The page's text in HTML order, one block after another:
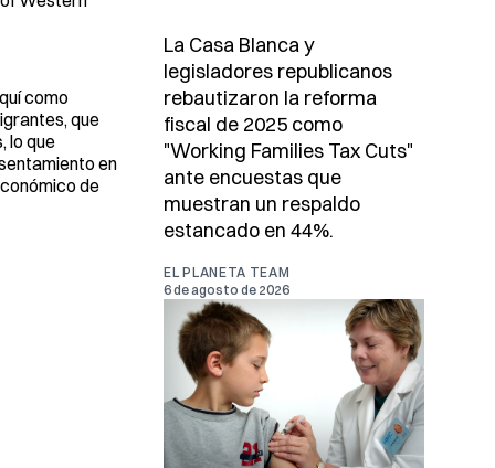
como
que
lo que
en
de
La Casa Blanca y
legisladores republicanos
rebautizaron la reforma
fiscal de 2025 como
"Working Families Tax Cuts"
ante encuestas que
muestran un respaldo
estancado en 44%.
EL PLANETA TEAM
6 de agosto de 2026